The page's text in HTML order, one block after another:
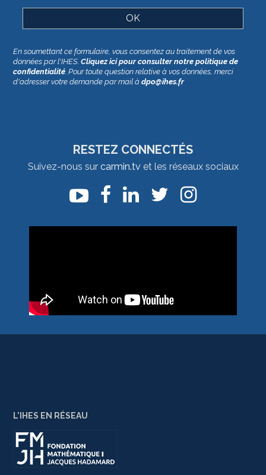
En soumettant ce formulaire, vous consentez au traitement de vos
données par l'IHES.Cliquez ici pour consulter notre politique de
confidentialité . Pour toute question relative à vos données, merci
d'adresser votre demande par mail àdpo@ihes.fr
RESTEZ CONNECTÉS
Suivez-nous sur carmin.tv et les réseaux sociaux
L'IHES EN RÉSEAU